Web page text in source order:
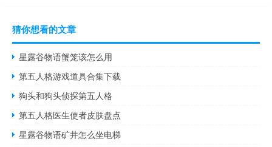
猜你想看的文章
星露谷物语蟹笼该怎么用
第五人格游戏道具合集下载
狗头和狗头侦探第五人格
第五人格医生使者皮肤盘点
星露谷物语矿井怎么坐电梯